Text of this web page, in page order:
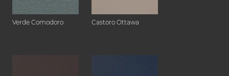
Verde Comodoro Castoro Ottawa